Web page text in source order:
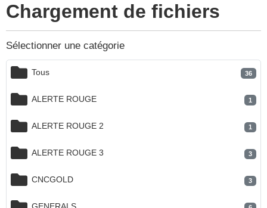
Chargement de fichiers
Sélectionner une catégorie
Tous 36
ALERTE ROUGE 1
ALERTE ROUGE 2 1
ALERTE ROUGE 3 3
CNCGOLD 3